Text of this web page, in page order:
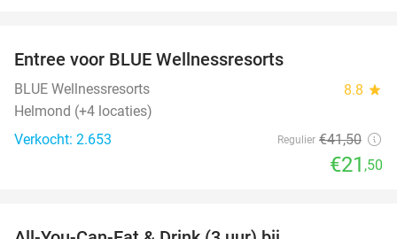
Entree voor BLUE Wellnessresorts
BLUE Wellnessresorts 8.8 star
Helmond (+4 locaties)
Verkocht: 2.653
Regulier €41,50
€21 ,50